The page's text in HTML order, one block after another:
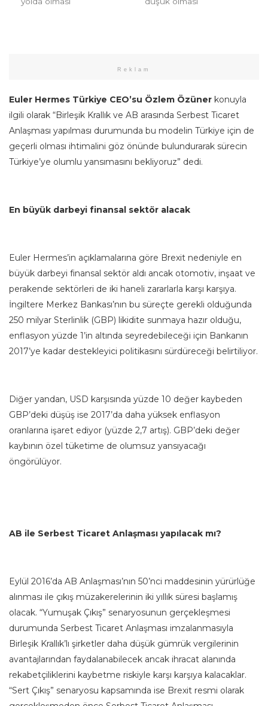
Reklam
Euler Hermes Türkiye CEO’su Özlem Özüner konuyla
ilgili olarak “Birleşik Krallık ve AB arasında Serbest Ticaret
Anlaşması yapılması durumunda bu modelin Türkiye için de
geçerli olması ihtimalini göz önünde bulundurarak sürecin
Türkiye’ye olumlu yansımasını bekliyoruz” dedi.
En büyük darbeyi finansal sektör alacak
Euler Hermes’in açıklamalarına göre Brexit nedeniyle en
büyük darbeyi finansal sektör aldı ancak otomotiv, inşaat ve
perakende sektörleri de iki haneli zararlarla karşı karşıya.
İngiltere Merkez Bankası’nın bu süreçte gerekli olduğunda
250 milyar Sterlinlik (GBP) likidite sunmaya hazır olduğu,
enflasyon yüzde 1’in altında seyredebileceği için Bankanın
2017’ye kadar destekleyici politikasını sürdüreceği belirtiliyor.
Diğer yandan, USD karşısında yüzde 10 değer kaybeden
GBP’deki düşüş ise 2017’da daha yüksek enflasyon
oranlarına işaret ediyor (yüzde 2,7 artış). GBP’deki değer
kaybının özel tüketime de olumsuz yansıyacağı
öngörülüyor.
AB ile Serbest Ticaret Anlaşması yapılacak mı?
Eylül 2016’da AB Anlaşması’nın 50’nci maddesinin yürürlüğe
alınması ile çıkış müzakerelerinin iki yıllık süresi başlamış
olacak. “Yumuşak Çıkış” senaryosunun gerçekleşmesi
durumunda Serbest Ticaret Anlaşması imzalanmasıyla
Birleşik Krallık’lı şirketler daha düşük gümrük vergilerinin
avantajlarından faydalanabilecek ancak ihracat alanında
rekabetçiliklerini kaybetme riskiyle karşı karşıya kalacaklar.
“Sert Çıkış” senaryosu kapsamında ise Brexit resmi olarak